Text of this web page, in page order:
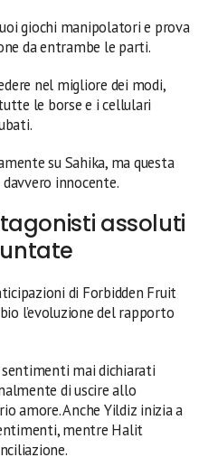
giochi manipolatori e prova
da entrambe le parti.
nel migliore dei modi,
le borse e i cellulari
su Sahika, ma questa
innocente.
assoluti
di Forbidden Fruit
l’evoluzione del rapporto
mai dichiarati
di uscire allo
amore. Anche Yildiz inizia a
mentre Halit